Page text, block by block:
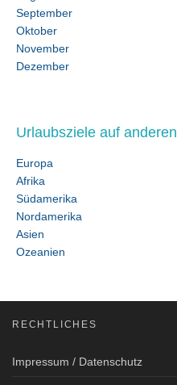
September
Oktober
November
Dezember
Urlaubsziele auf
Europa
Afrika
Südamerika
Nordamerika
Asien
Ozeanien
RECHTLICHES
Impressum / Datenschutz